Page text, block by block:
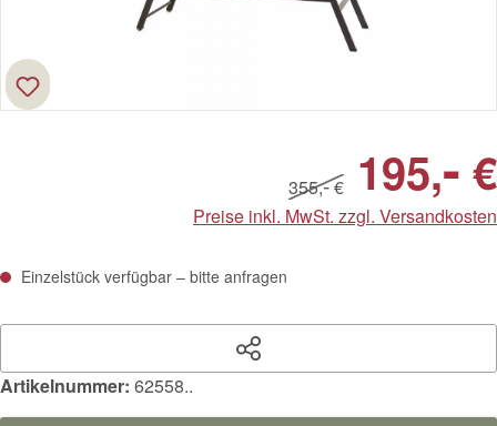
355,-€ 195,- €
Preise inkl. MwSt. zzgl. Versandkosten
Einzelstück verfügbar – bitte anfragen
Artikelnummer: 62558..